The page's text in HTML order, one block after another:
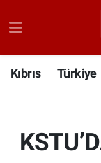
Kıbrıs Türkiye